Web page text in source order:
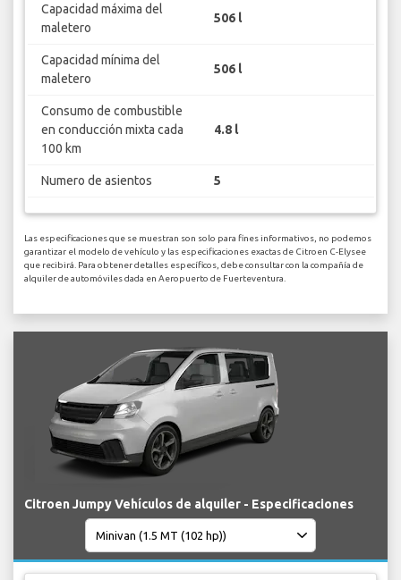
Capacidad máxima del
maletero
506 l
Capacidad mínima del
maletero
506 l
Consumo de combustible
en conducción mixta cada
100 km
4.8 l
Numero de asientos 5
Las especificaciones que se muestran son solo para fines informativos, no podemos
garantizar el modelo de vehículo y las especificaciones exactas de Citroen C-Elysee
que recibirá. Para obtener detalles específicos, debe consultar con la compañía de
alquiler de automóviles dada en Aeropuerto de Fuerteventura.
Citroen Jumpy Vehículos de alquiler - Especificaciones